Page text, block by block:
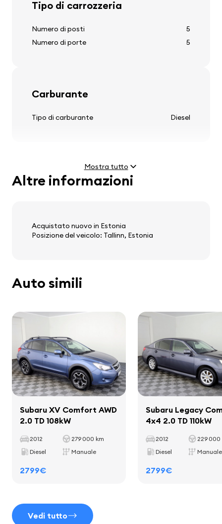
fari antinebbia
regolazione dell'altezza dei fari
colonna sterzo regolabile
stereo
Interno
listelli decorativi all'interno della cabina
portabicchieri
maniglia del freno a mano in pelle
rivestimento in tessuto
Tipo di carrozzeria
Numero di posti
5
Numero di porte
5
Carburante
Tipo di carburante Diesel
Motore
Mostra tutto
Altre informazioni
Acquistato nuovo in Estonia
Posizione del veicolo: Tallinn, Estonia
Auto simili
Subaru XV Comfort AWD
2.0 TD 108kW
2012
279 000 km
Diesel
Manuale
2799€
Subaru Legacy
4x4 2.0 TD 110kW
2012
229 000
Diesel
Manuale
2799€
Vedi tutto